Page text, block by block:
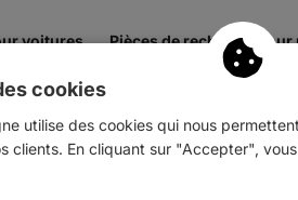
voitures Pièces de rechange
cookies
utilise des cookies qui nous
clients. En cliquant sur "Accepter",